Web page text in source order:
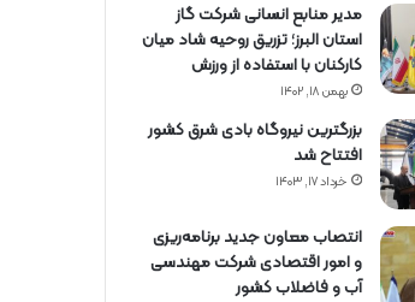
مدیر منابع انسانی شرکت گاز
استان البرز؛ تزریق روحیه شاد میان
کارکنان با استفاده از ورزش
بهمن ۱۸, ۱۴۰۲
بزرگترین نیروگاه بادی شرق کشور
افتتاح شد
خرداد ۱۷, ۱۴۰۳
انتصاب معاون جدید برنامه‌ریزی
و امور اقتصادی شرکت مهندسی
آب و فاضلاب کشور